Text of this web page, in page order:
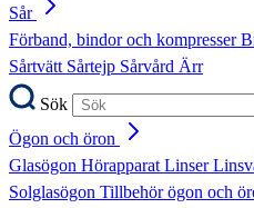
Sår
Förband, bindor och kompresser
Sårtvätt Sårtejp Sårvård Ärr
Sök
Ögon och öron
Glasögon HörapparatLinser
Solglasögon Tillbehör ögon och